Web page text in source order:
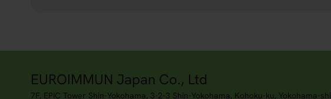
EUROIMMUN Japan Co., Ltd
7F, EPIC Tower Shin-Yokohama, 3-2-3 Shin-Yokohama, Kohoku-ku, Yokohama-shi